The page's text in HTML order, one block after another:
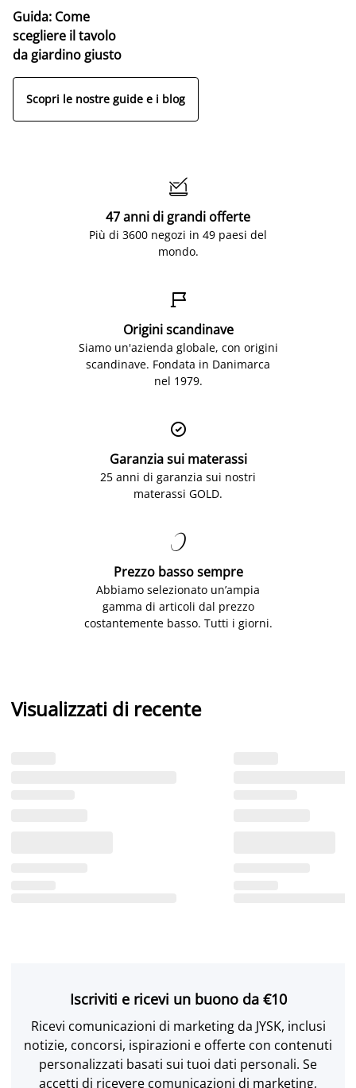
Guida: Come
scegliere il tavolo
da giardino giusto
Scopri le nostre guide e i blog

47 anni di grandi offerte
Più di 3600 negozi in 49 paesi del
mondo.

Origini scandinave
Siamo un'azienda globale, con origini
scandinave. Fondata in Danimarca
nel 1979.

Garanzia sui materassi
25 anni di garanzia sui nostri
materassi GOLD.

Prezzo basso sempre
Abbiamo selezionato un’ampia
gamma di articoli dal prezzo
costantemente basso. Tutti i giorni.
Visualizzati di recente
Iscriviti e ricevi un buono da €10
Ricevi comunicazioni di marketing da JYSK, inclusi
notizie, concorsi, ispirazioni e offerte con contenuti
personalizzati basati sui tuoi dati personali. Se
accetti di ricevere comunicazioni di marketing,